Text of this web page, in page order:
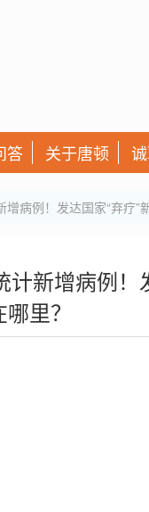
答 关于唐顿
病例！发达国家“弃疗”
新增病例！
里？